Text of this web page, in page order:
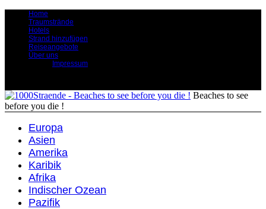
Home
Traumstrände
Hotels
Strand hinzufügen
Reiseangebote
Über uns
Impressum
Beaches to see
before you die !
Europa
Asien
Amerika
Karibik
Afrika
Indischer Ozean
Pazifik